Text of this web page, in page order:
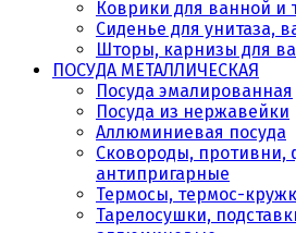
Коврики для ванной и
Сиденье для унитаза,
Шторы, карнизы для
ПОСУДА МЕТАЛЛИЧЕСКАЯ
Посуда эмалированная
Посуда из нержавейки
Аллюминиевая посуда
Сковороды,
антипригарные
Термосы, термос-
Тарелосушки,